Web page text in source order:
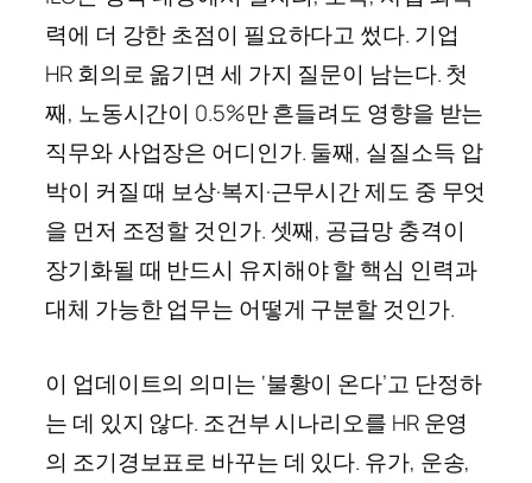
력에 더 강한 초점이 필요하다고 썼다. 기업
HR 회의로 옮기면 세 가지 질문이 남는다. 첫
째, 노동시간이 0.5%만 흔들려도 영향을 받는
직무와 사업장은 어디인가. 둘째, 실질소득 압
박이 커질 때 보상·복지·근무시간 제도 중 무엇
을 먼저 조정할 것인가. 셋째, 공급망 충격이
장기화될 때 반드시 유지해야 할 핵심 인력과
대체 가능한 업무는 어떻게 구분할 것인가.
이 업데이트의 의미는 ‘불황이 온다’고 단정하
는 데 있지 않다. 조건부 시나리오를 HR 운영
의 조기경보표로 바꾸는 데 있다. 유가, 운송,